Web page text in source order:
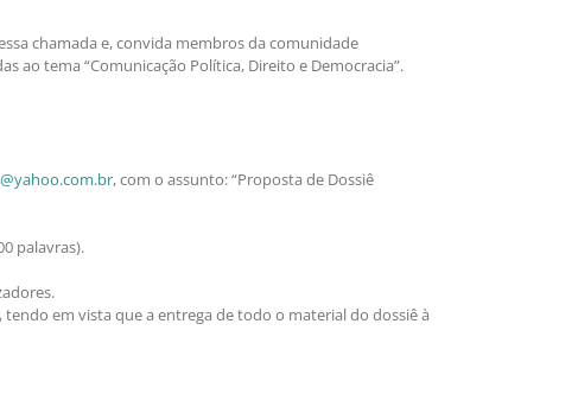
chamada e, convida membros da comunidade
ao tema “Comunicação Política, Direito e Democracia”.
, com o assunto: “Proposta de Dossiê
palavras).
em vista que a entrega de todo o material do dossiê à